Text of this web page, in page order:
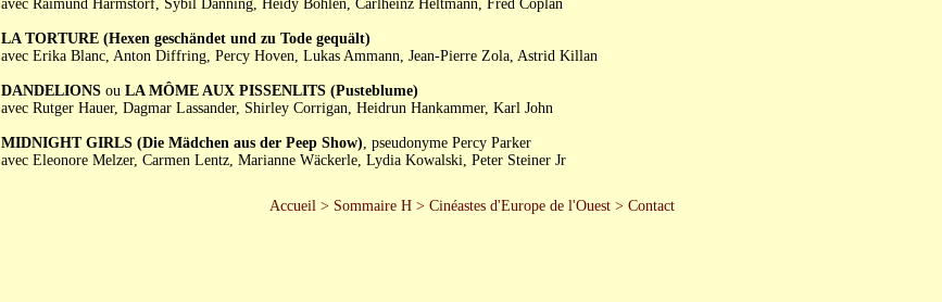
avec Raimund Harmstorf, Sybil Danning, Heidy Bohlen, Carlheinz Heltmann, Fred Coplan
LA TORTURE (Hexen geschändet und zu Tode gequält)
avec Erika Blanc, Anton Diffring, Percy Hoven, Lukas Ammann, Jean-Pierre Zola, Astrid Killan
DANDELIONSou LA MÔME AUX PISSENLITS (Pusteblume)
avec Rutger Hauer, Dagmar Lassander, Shirley Corrigan, Heidrun Hankammer, Karl John
MIDNIGHT GIRLS (Die Mädchen aus der Peep Show), pseudonyme Percy Parker
avec Eleonore Melzer, Carmen Lentz, Marianne Wäckerle, Lydia Kowalski, Peter Steiner Jr
Accueil> Sommaire H> Cinéastes d'Europe de l'Ouest> Contact